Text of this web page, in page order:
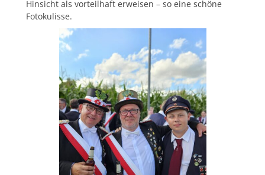
Hinsicht als vorteilhaft erweisen – so eine schöne
Fotokulisse.